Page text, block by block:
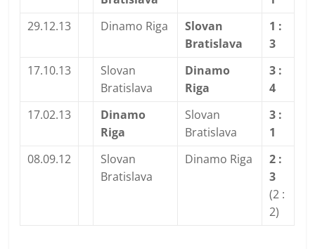
29.12.13
Dinamo Riga
Slovan
Bratislava
1 :
3
17.10.13
Slovan
Bratislava
Dinamo
Riga
3 :
4
17.02.13
Dinamo
Riga
Slovan
Bratislava
3 :
1
08.09.12
Slovan
Bratislava
Dinamo Riga
2 :
3
(2 :
2)